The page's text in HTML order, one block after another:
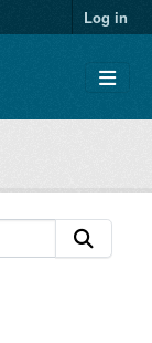
Log in